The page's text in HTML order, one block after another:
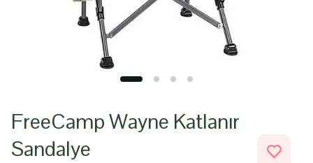
FreeCamp Wayne Katlanır
Sandalye